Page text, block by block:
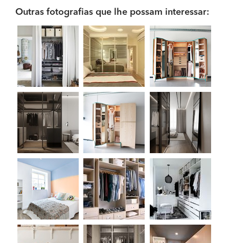
Outras fotografias que lhe possam interessar: